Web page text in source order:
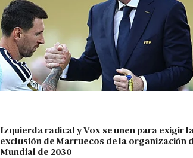
Izquierda radical y Vox se unen para exigir
exclusión de Marruecos de la organización
Mundial de 2030